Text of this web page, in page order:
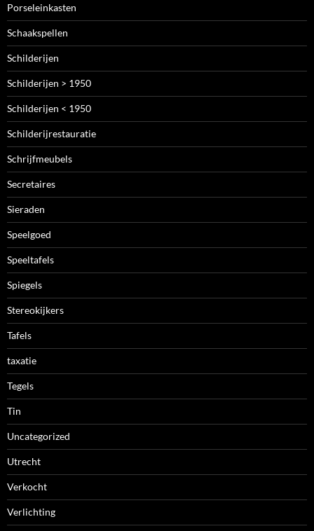
Porseleinkasten
Schaakspellen
Schilderijen
Schilderijen > 1950
Schilderijen < 1950
Schilderijrestauratie
Schrijfmeubels
Secretaires
Sieraden
Speelgoed
Speeltafels
Spiegels
Stereokijkers
Tafels
taxatie
Tegels
Tin
Uncategorized
Utrecht
Verkocht
Verlichting